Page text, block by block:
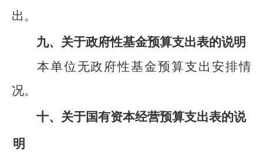
出。
九、关于政府性基金预算支出表的说明
本单位无政府性基金预算支出安排情
况。
十、关于国有资本经营预算支出表的说
明